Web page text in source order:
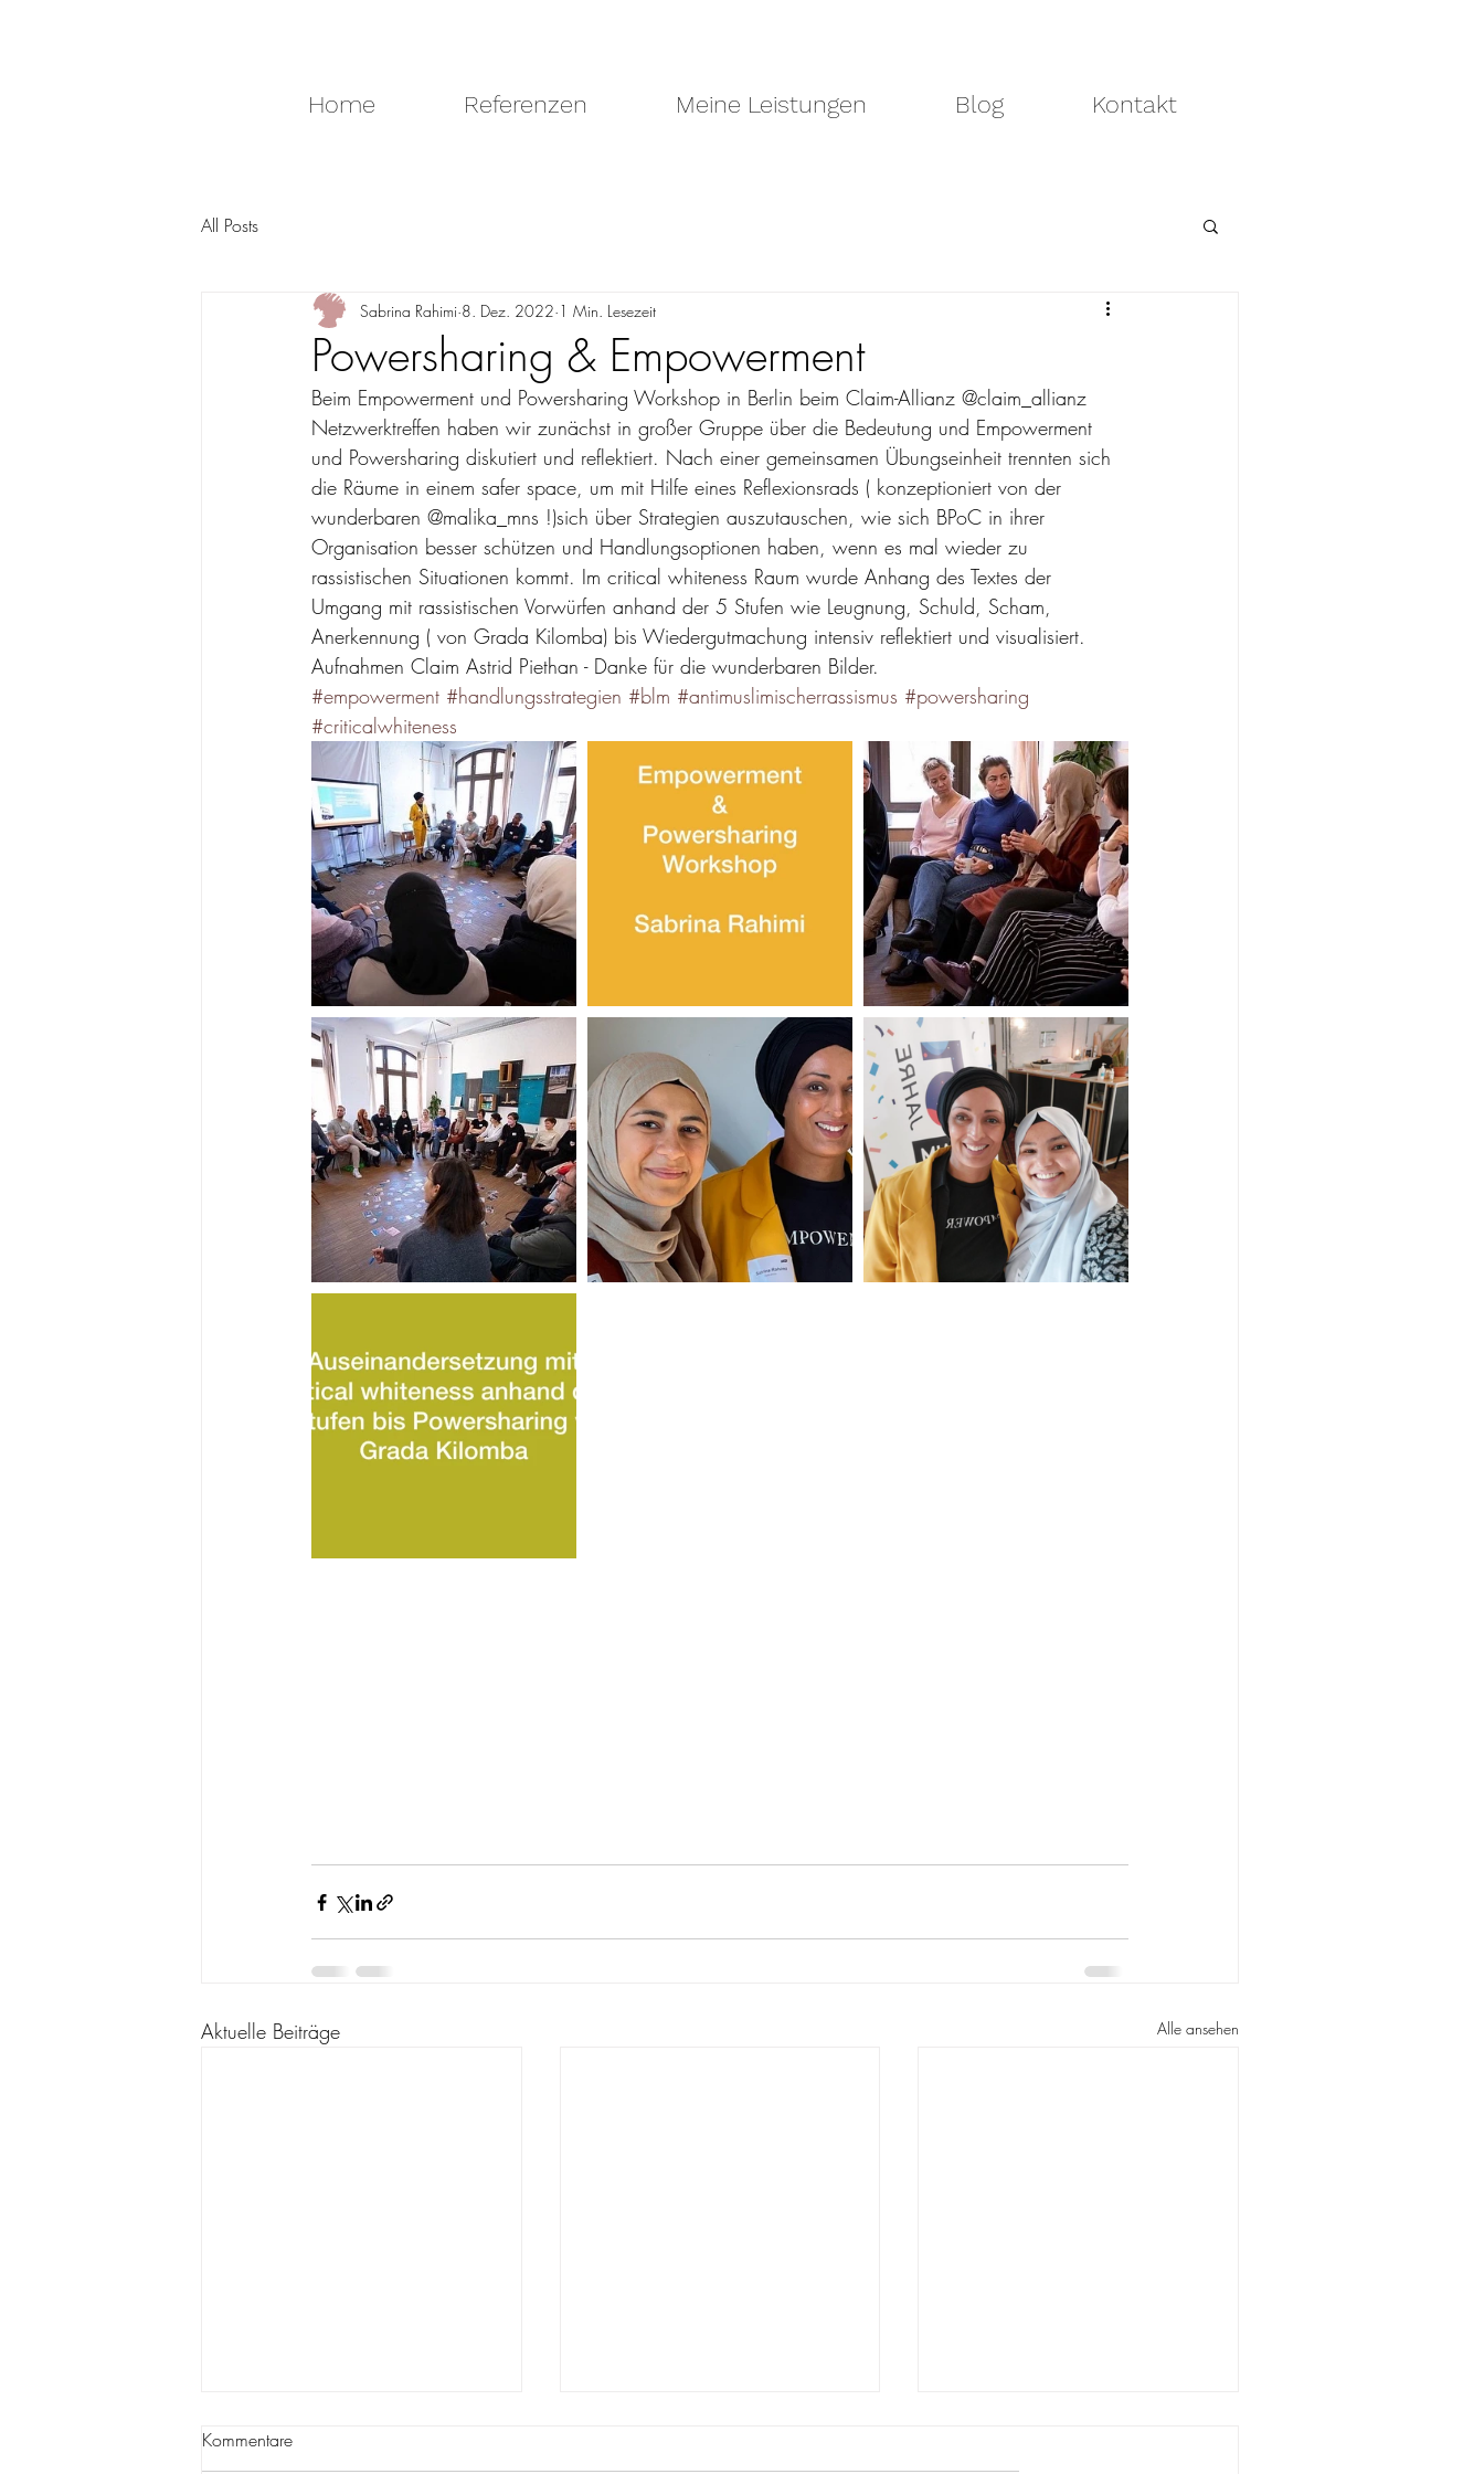
Home Referenzen Meine Leistungen Blog Kontakt
All Posts
Powersharing & Empowerment
Sabrina Rahimi 8. Dez. 2022 1 Min. Lesezeit
Beim Empowerment und Powersharing Workshop in Berlin beim Claim-Allianz @claim_allianz
Netzwerktreffen haben wir zunächst in großer Gruppe über die Bedeutung und Empowerment
und Powersharing diskutiert und reflektiert. Nach einer gemeinsamen Übungseinheit trennten sich
die Räume in einem safer space, um mit Hilfe eines Reflexionsrads ( konzeptioniert von der
wunderbaren @malika_mns !)sich über Strategien auszutauschen, wie sich BPoC in ihrer
Organisation besser schützen und Handlungsoptionen haben, wenn es mal wieder zu
rassistischen Situationen kommt. Im critical whiteness Raum wurde Anhang des Textes der
Umgang mit rassistischen Vorwürfen anhand der 5 Stufen wie Leugnung, Schuld, Scham,
Anerkennung ( von Grada Kilomba) bis Wiedergutmachung intensiv reflektiert und visualisiert.
Aufnahmen Claim Astrid Piethan - Danke für die wunderbaren Bilder.
#empowerment #handlungsstrategien #blm #antimuslimischerrassismus #powersharing
#criticalwhiteness
Aktuelle Beiträge Alle ansehen
Kommentare